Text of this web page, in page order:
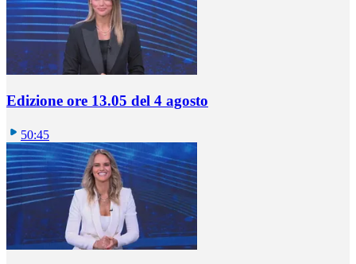
Edizione ore 13.05 del 4 agosto
50:45